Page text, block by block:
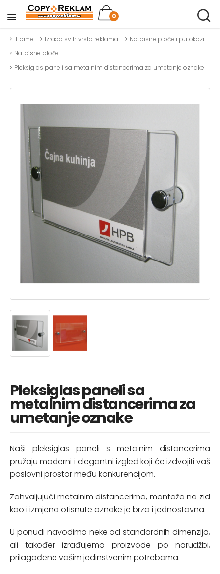
0
Home Izrada svih vrsta reklama
Natpisne ploče i putokazi
Natpisne ploče
Pleksiglas paneli sa metalnim distancerima za umetanje oznake
Pleksiglas paneli sa
metalnim distancerima za
umetanje oznake
Naši pleksiglas paneli s metalnim distancerima
pružaju moderni i elegantni izgled koji će izdvojiti vaš
poslovni prostor među konkurencijom.
Zahvaljujući metalnim distancerima, montaža na zid
kao i izmjena otisnute oznake je brza i jednostavna.
U ponudi navodimo neke od standardnih dimenzija,
ali također izrađujemo proizvode po narudžbi,
prilagođene vašim jedinstvenim potrebama.